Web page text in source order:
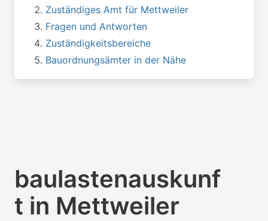
Zuständiges Amt für Mettweiler
Fragen und Antworten
Zuständigkeitsbereiche
Bauordnungsämter in der Nähe
baulastenauskunf
t in Mettweiler